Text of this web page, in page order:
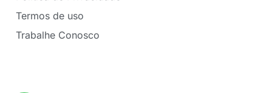
Termos de uso
Trabalhe Conosco